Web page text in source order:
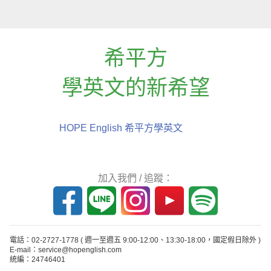
希平方
學英文的新希望
HOPE English 希平方學英文
加入我們 / 追蹤：
電話：02-2727-1778 ( 週一至週五 9:00-12:00、13:30-18:00，國定假日除外 )
E-mail：service@hopenglish.com
統編：24746401